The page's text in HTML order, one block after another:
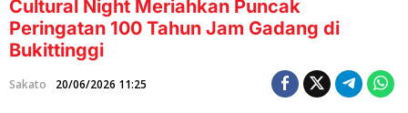
l
t
u
l
Cultural Night Meriahkan Puncak
Peringatan 100 Tahun Jam Gadang di
Bukittinggi
Sakato 20/06/2026 11:25